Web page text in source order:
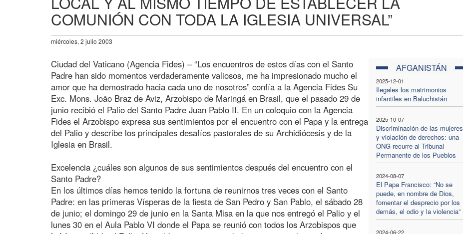
COMUNIÓN CON TODA LA IGLESIA UNIVERSAL”
miércoles, 2 julio 2003
AFGANISTÁN
2025-12-01
Ilegales los matrimonios
infantiles en Baluchistán
2025-10-07
Discriminación de las mujeres
y violación de derechos: una
ONG recurre al Tribunal
Permanente de los Pueblos
2024-08-07
El Papa Francisco: “No se
puede, en nombre de Dios,
fomentar el desprecio por los
demás, el odio y la violencia”
2024-06-22
Ciudad del Vaticano (Agencia Fides) – “Los encuentros de estos días con el Santo
Padre han sido momentos verdaderamente valiosos, me ha impresionado mucho el
amor que ha demostrado hacia cada uno de nosotros” confía a la Agencia Fides Su
Exc. Mons. João Braz de Aviz, Arzobispo de Maringá en Brasil, que el pasado 29 de
junio recibió el Palio del Santo Padre Juan Pablo II. En un coloquio con la Agencia
Fides el Arzobispo expresa sus sentimientos por el encuentro con el Papa y la entrega
del Palio y describe los principales desafíos pastorales de su Archidiócesis y de la
Iglesia en Brasil.
Excelencia ¿cuáles son algunos de sus sentimientos después del encuentro con el
Santo Padre?
En los últimos días hemos tenido la fortuna de reunirnos tres veces con el Santo
Padre: en las primeras Vísperas de la fiesta de San Pedro y San Pablo, el sábado 28
de junio; el domingo 29 de junio en la Santa Misa en la que nos entregó el Palio y el
lunes 30 en el Aula Pablo VI donde el Papa se reunió con todos los Arzobispos que